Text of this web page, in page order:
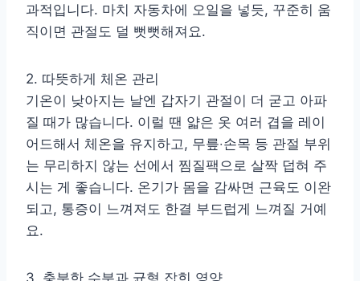
과적입니다. 마치 자동차에 오일을 넣듯, 꾸준히 움
직이면 관절도 덜 뻣뻣해져요.
2. 따뜻하게 체온 관리
기온이 낮아지는 날엔 갑자기 관절이 더 굳고 아파
질 때가 많습니다. 이럴 땐 얇은 옷 여러 겹을 레이
어드해서 체온을 유지하고, 무릎‧손목 등 관절 부위
는 무리하지 않는 선에서 찜질팩으로 살짝 덥혀 주
시는 게 좋습니다. 온기가 몸을 감싸면 근육도 이완
되고, 통증이 느껴져도 한결 부드럽게 느껴질 거예
요.
3. 충분한 수분과 균형 잡힌 영양